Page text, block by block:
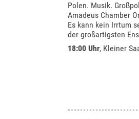
Polen. Musik.
Amadeus Chamber
Es kann kein Irrtum
der großartigsten
18:00 Uhr, Kleiner